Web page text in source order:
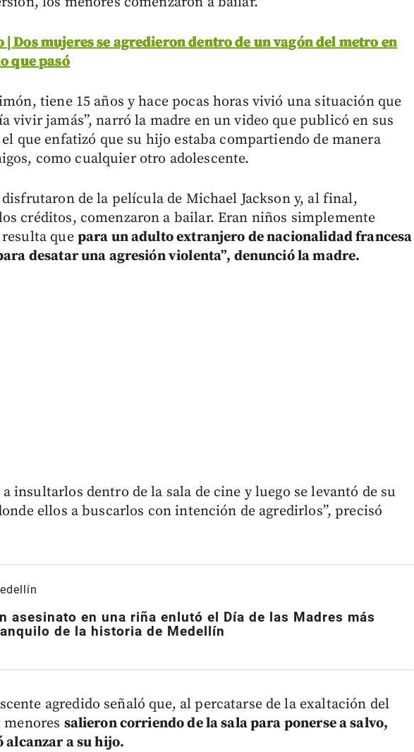
| Dos mujeres se agredieron dentro de un vagón del metro en
que pasó
tiene 15 años y hace pocas horas vivió una situación que
vivir jamás”, narró la madre en un video que publicó en sus
que enfatizó que su hijo estaba compartiendo de manera
como cualquier otro adolescente.
de la película de Michael Jackson y, al final,
créditos, comenzaron a bailar. Eran niños simplemente
que para un adulto extranjero de nacionalidad francesa
desatar una agresión violenta”, denunció la madre.
insultarlos dentro de la sala de cine y luego se levantó de su
ellos a buscarlos con intención de agredirlos”, precisó
asesinato en una riña enlutó el Día de las Madres más
de la historia de Medellín
agredido señaló que, al percatarse de la exaltación del
salieron corriendo de la sala para ponerse a salvo,
alcanzar a su hijo.